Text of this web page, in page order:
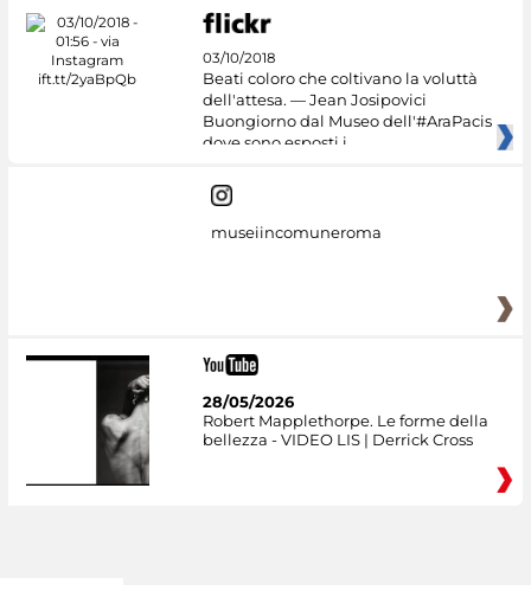
03/10/2018
Beati coloro che coltivano la voluttà
dell'attesa. — Jean Josipovici
Buongiorno dal Museo dell'#AraPacis
dove sono esposti i
museiincomuneroma
28/05/2026
Robert Mapplethorpe. Le forme della
bellezza - VIDEO LIS | Derrick Cross